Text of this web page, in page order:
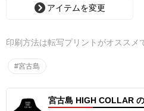
アイテムを変更
印刷方法は転写プリントがオススメ
#宮古島
宮古島 HIGH COLLAR